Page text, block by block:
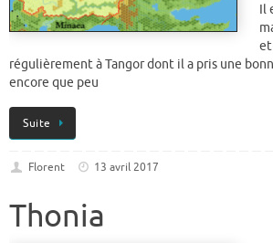
Il
et
régulièrement à Tangor dont il a pris une
encore que peu
Suite
Florent 13 avril 2017
Thonia